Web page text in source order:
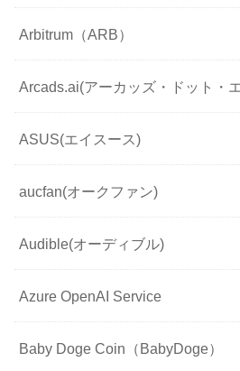
Arbitrum（ARB）
Arcads.ai(アーカッズ・ドット・
ASUS(エイスース)
aucfan(オークファン)
Audible(オーディブル)
Azure OpenAI Service
Baby Doge Coin（BabyDoge）